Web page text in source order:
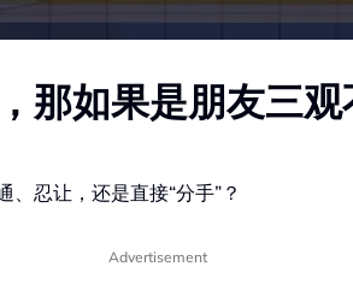
那如果是朋友三
忍让，还是直接“分手”？
Advertisement